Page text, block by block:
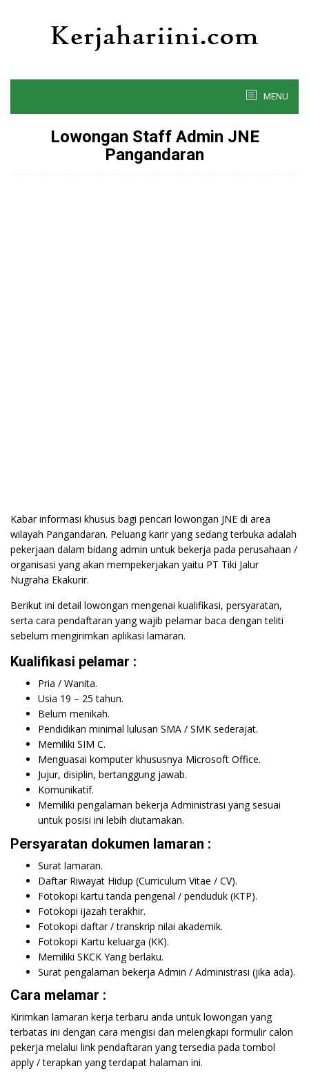
MENU
Lowongan Staff Admin JNE
Pangandaran
Kabar informasi khusus bagi pencari lowongan JNE di area
wilayah Pangandaran. Peluang karir yang sedang terbuka adalah
pekerjaan dalam bidang admin untuk bekerja pada perusahaan /
organisasi yang akan mempekerjakan yaitu PT Tiki Jalur
Nugraha Ekakurir.
Berikut ini detail lowongan mengenai kualifikasi, persyaratan,
serta cara pendaftaran yang wajib pelamar baca dengan teliti
sebelum mengirimkan aplikasi lamaran.
Kualifikasi pelamar :
Pria / Wanita.
Usia 19 – 25 tahun.
Belum menikah.
Pendidikan minimal lulusan SMA / SMK sederajat.
Memiliki SIM C.
Menguasai komputer khususnya Microsoft Office.
Jujur, disiplin, bertanggung jawab.
Komunikatif.
Memiliki pengalaman bekerja Administrasi yang sesuai
untuk posisi ini lebih diutamakan.
Persyaratan dokumen lamaran :
Surat lamaran.
Daftar Riwayat Hidup (Curriculum Vitae / CV).
Fotokopi kartu tanda pengenal / penduduk (KTP).
Fotokopi ijazah terakhir.
Fotokopi daftar / transkrip nilai akademik.
Fotokopi Kartu keluarga (KK).
Memiliki SKCK Yang berlaku.
Surat pengalaman bekerja Admin / Administrasi (jika ada).
Cara melamar :
Kirimkan lamaran kerja terbaru anda untuk lowongan yang
terbatas ini dengan cara mengisi dan melengkapi formulir calon
pekerja melalui link pendaftaran yang tersedia pada tombol
apply / terapkan yang terdapat halaman ini.